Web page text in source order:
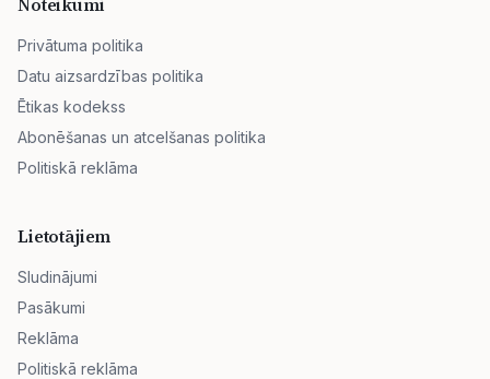
Privātuma politika
Datu aizsardzības politika
Ētikas kodekss
Abonēšanas un atcelšanas politika
Politiskā reklāma
Lietotājiem
Sludinājumi
Pasākumi
Reklāma
Politiskā reklāma